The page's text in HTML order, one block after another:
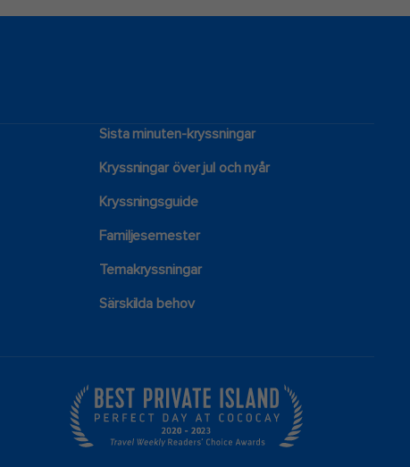
Sista minuten-kryssningar
Kryssningar över jul och nyår
Kryssningsguide
Familjesemester
Temakryssningar
Särskilda behov